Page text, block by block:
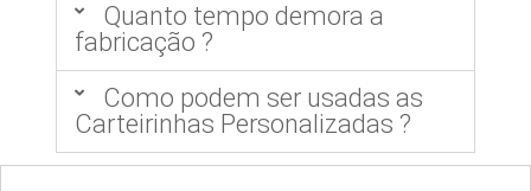
Quanto tempo demora a
fabricação ?
Como podem ser usadas as
Carteirinhas Personalizadas ?